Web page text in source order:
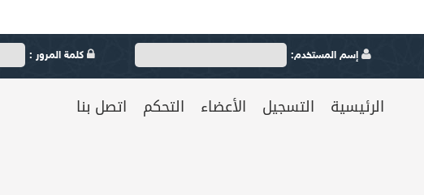
إسم المستخدم: كلمة المرور :
الرئيسية التسجيل الأعضاء التحكم اتصل بنا